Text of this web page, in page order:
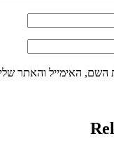
והאתר שלי